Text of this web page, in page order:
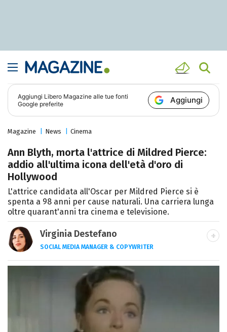
Aggiungi Libero Magazine alle tue fonti
Google preferite
Aggiungi
Magazine News Cinema
Ann Blyth, morta l'attrice di Mildred Pierce:
addio all'ultima icona dell'età d'oro di
Hollywood
L'attrice candidata all'Oscar per Mildred Pierce si è
spenta a 98 anni per cause naturali. Una carriera lunga
oltre quarant'anni tra cinema e televisione.
Virginia Destefano
SOCIAL MEDIA MANAGER & COPYWRITER
Una passione smisurata per le serie TV.
Laurea in Cinema, Televisione e New Media,
videomaking e scrittura sono il mio
passatempo preferito.